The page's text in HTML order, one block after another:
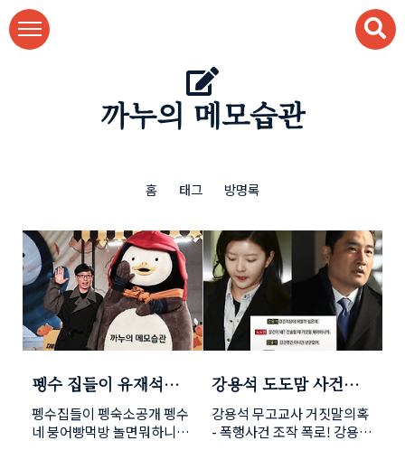
본문 바로가기
까누의 메모습관
홈 태그 방명록
펭수 집들이 유재석초
대 '펭숙소' 붕어빵먹방
ㅋㅋㅋ
펭수집들이 펭숙소공개 펭수
네 붕어빵먹방 놀면뭐하니x
강용석 도도맘 사건정
리! (카톡내용 공개한
디스패치)
강용석 무고교사 거짓말의혹
- 폭행사건 조작 폭로! 강용석